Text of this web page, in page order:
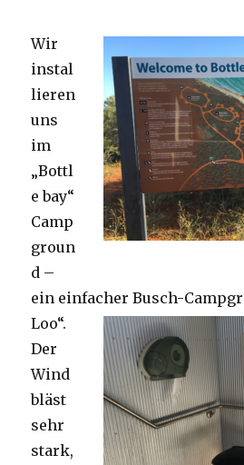
Wir
instal
lieren
uns
im
„Bottl
e bay“
Camp
groun
d –
ein einfacher Busch-
Loo“.
Der
Wind
bläst
sehr
stark,